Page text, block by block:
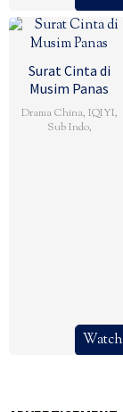
Surat Cinta di
Musim Panas
Drama China, IQIYI,
Sub Indo,
Watch